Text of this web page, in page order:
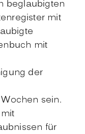
beglaubigten
mit
mit
der
sein.
für